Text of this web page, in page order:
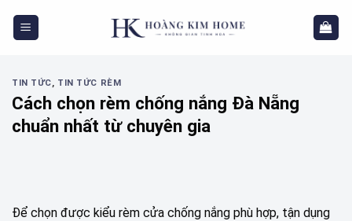
TIN TỨC, TIN TỨC RÈM
Cách chọn rèm chống nắng Đà Nẵng
chuẩn nhất từ chuyên gia
Để chọn được kiểu rèm cửa chống nắng phù hợp, tận dụng